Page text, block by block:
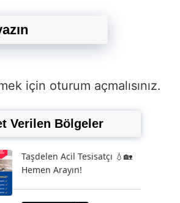
için oturum açmalısınız.
Verilen Bölgeler
Taşdelen Acil Tesisatçı 💧🏡
Hemen Arayın!